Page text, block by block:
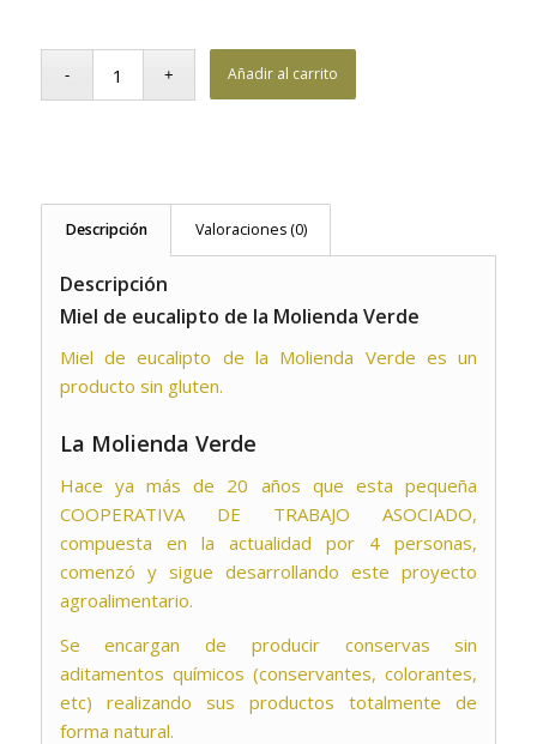
Añadir al carrito
Descripción Valoraciones (0)
Descripción
Miel de eucalipto de la Molienda Verde
Miel de eucalipto de la Molienda Verde es un
producto sin gluten.
La Molienda Verde
Hace ya más de 20 años que esta pequeña
COOPERATIVA DE TRABAJO ASOCIADO,
compuesta en la actualidad por 4 personas,
comenzó y sigue desarrollando este proyecto
agroalimentario.
Se encargan de producir conservas sin
aditamentos químicos (conservantes, colorantes,
etc) realizando sus productos totalmente de
forma natural.